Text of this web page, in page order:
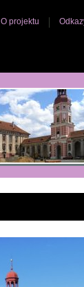
O projektu